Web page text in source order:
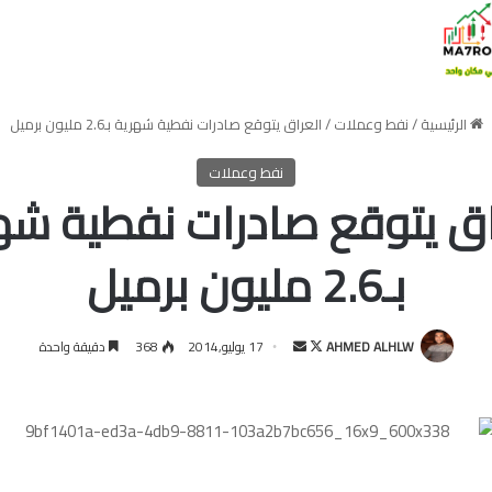
الرئيسية/نفط وعملات/العراق يتوقع صادرات نفطية شهرية بـ2.6 مليون برميل
نفط وعملات
يتوقع صادرات نفطية
بـ2.6 مليون برميل
AHMED ALHLW
تابعأرسل 17 يوليو,2014 368 دقيقة واحدة